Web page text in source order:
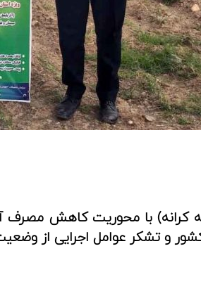
کرانه) با محوریت کاهش
و تشکر عوامل اجرایی از